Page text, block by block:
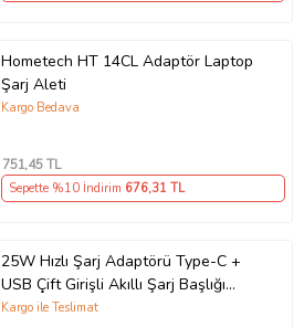
Hometech HT 14CL Adaptör Laptop
Şarj Aleti
Kargo Bedava
751,45 TL
Sepette %10 İndirim 676,31 TL
25W Hızlı Şarj Adaptörü Type-C +
USB Çift Girişli Akıllı Şarj Başlığı
Kompakt Tasarım
Kargo ile Teslimat